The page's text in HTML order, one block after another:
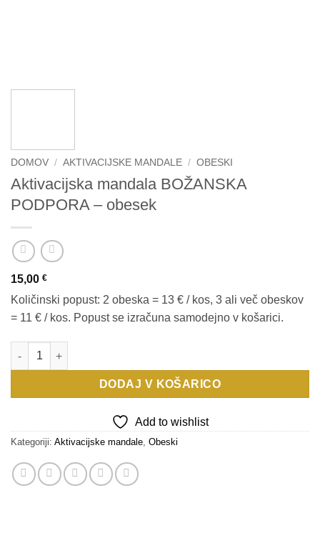
DOMOV / AKTIVACIJSKE MANDALE / OBESKI
Aktivacijska mandala BOŽANSKA
PODPORA – obesek
15,00 €
Količinski popust: 2 obeska = 13 € / kos, 3 ali več obeskov
= 11 € / kos. Popust se izračuna samodejno v košarici.
Aktivacijska mandala BOŽANSKA PODPORA - obesek količina
DODAJ V KOŠARICO
Add to wishlist
Kategoriji: Aktivacijske mandale, Obeski